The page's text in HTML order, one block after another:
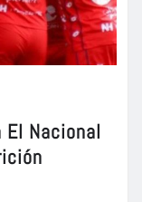
El Nacional